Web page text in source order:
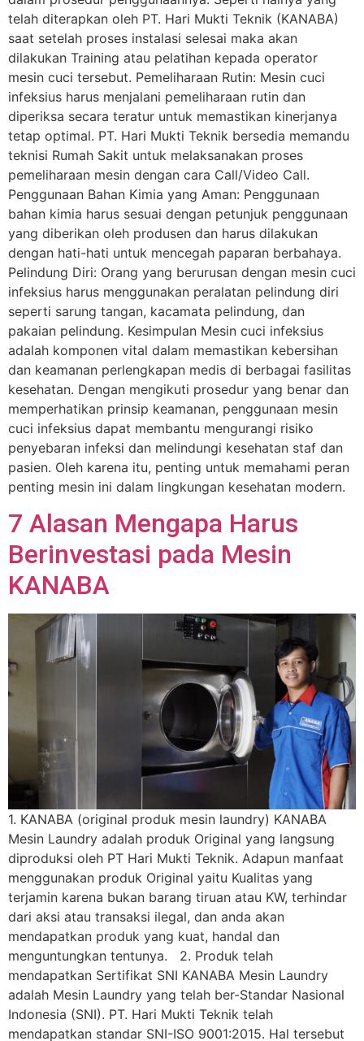
telah diterapkan oleh PT. Hari Mukti Teknik (KANABA)
saat setelah proses instalasi selesai maka akan
dilakukan Training atau pelatihan kepada operator
mesin cuci tersebut. Pemeliharaan Rutin: Mesin cuci
infeksius harus menjalani pemeliharaan rutin dan
diperiksa secara teratur untuk memastikan kinerjanya
tetap optimal. PT. Hari Mukti Teknik bersedia memandu
teknisi Rumah Sakit untuk melaksanakan proses
pemeliharaan mesin dengan cara Call/Video Call.
Penggunaan Bahan Kimia yang Aman: Penggunaan
bahan kimia harus sesuai dengan petunjuk penggunaan
yang diberikan oleh produsen dan harus dilakukan
dengan hati-hati untuk mencegah paparan berbahaya.
Pelindung Diri: Orang yang berurusan dengan mesin cuci
infeksius harus menggunakan peralatan pelindung diri
seperti sarung tangan, kacamata pelindung, dan
pakaian pelindung. Kesimpulan Mesin cuci infeksius
adalah komponen vital dalam memastikan kebersihan
dan keamanan perlengkapan medis di berbagai fasilitas
kesehatan. Dengan mengikuti prosedur yang benar dan
memperhatikan prinsip keamanan, penggunaan mesin
cuci infeksius dapat membantu mengurangi risiko
penyebaran infeksi dan melindungi kesehatan staf dan
pasien. Oleh karena itu, penting untuk memahami peran
penting mesin ini dalam lingkungan kesehatan modern.
7 Alasan Mengapa Harus
Berinvestasi pada Mesin
KANABA
1. KANABA (original produk mesin laundry) KANABA
Mesin Laundry adalah produk Original yang langsung
diproduksi oleh PT Hari Mukti Teknik. Adapun manfaat
menggunakan produk Original yaitu Kualitas yang
terjamin karena bukan barang tiruan atau KW, terhindar
dari aksi atau transaksi ilegal, dan anda akan
mendapatkan produk yang kuat, handal dan
menguntungkan tentunya. 2. Produk telah
mendapatkan Sertifikat SNI KANABA Mesin Laundry
adalah Mesin Laundry yang telah ber-Standar Nasional
Indonesia (SNI). PT. Hari Mukti Teknik telah
mendapatkan standar SNI-ISO 9001:2015. Hal tersebut